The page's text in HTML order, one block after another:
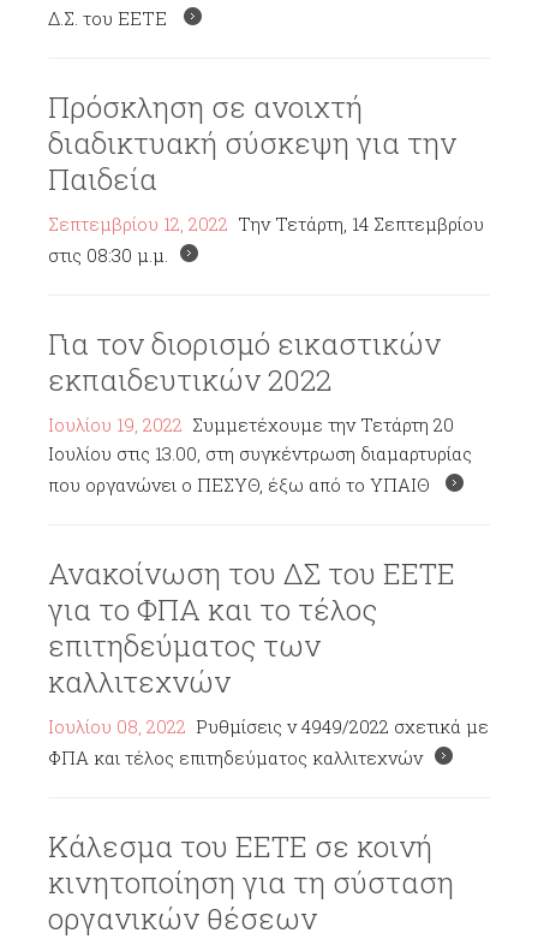
Δ.Σ. του ΕΕΤΕ
Πρόσκληση σε ανοιχτή
διαδικτυακή σύσκεψη για την
Παιδεία
Σεπτεμβρίου 12, 2022 Την Τετάρτη, 14 Σεπτεμβρίου
στις 08:30 μ.μ.
Για τον διορισμό εικαστικών
εκπαιδευτικών 2022
Ιουλίου 19, 2022 Συμμετέχουμε την Τετάρτη 20
Ιουλίου στις 13.00, στη συγκέντρωση διαμαρτυρίας
που οργανώνει ο ΠΕΣΥΘ, έξω από το ΥΠΑΙΘ
Ανακοίνωση του ΔΣ του ΕΕΤΕ
για το ΦΠΑ και το τέλος
επιτηδεύματος των
καλλιτεχνών
Ιουλίου 08, 2022 Ρυθμίσεις ν 4949/2022 σχετικά με
ΦΠΑ και τέλος επιτηδεύματος καλλιτεχνών
Κάλεσμα του ΕΕΤΕ σε κοινή
κινητοποίηση για τη σύσταση
οργανικών θέσεων